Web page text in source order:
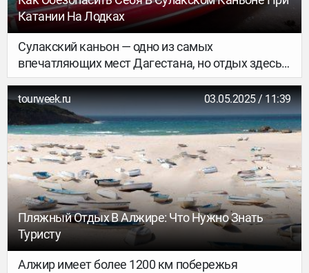
Катании На Лодках
Сулакский каньон — одно из самых
впечатляющих мест Дагестана, но отдых здесь
не всегда безопасен. Из-за отсутствия строгого
контроля и «горячего» темперамента некоторых
лодочников прогулки по каньону иногда
превращаются в рискованное развлечение.
Недавняя трагедия напомнила: беспечность
может стоить жизни.
tourweek.ru 03.05.2025 / 11:39
Пляжный Отдых В Алжире: Что Нужно Знать
Туристу
Алжир имеет более 1200 км побережья